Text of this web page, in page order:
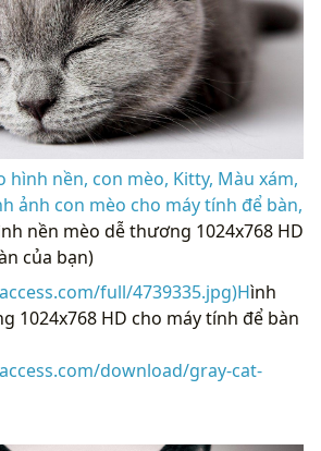
hình nền, con mèo, Kitty, Màu xám,
ảnh con mèo cho máy tính để bàn,
nền mèo dễ thương 1024x768 HD
của bạn)
full/4739335.jpg)Hình
1024x768 HD cho máy tính để bàn
download/gray-cat-